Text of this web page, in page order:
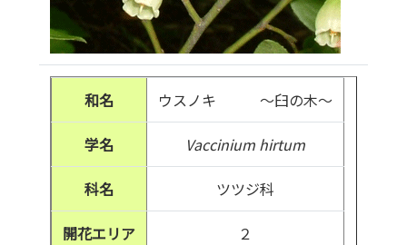
和名 ウスノキ ～臼の木～
学名 Vaccinium hirtum
科名 ツツジ科
開花エリア ２